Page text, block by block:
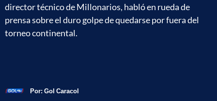
director técnico de Millonarios, habló en rueda de
prensa sobre el duro golpe de quedarse por fuera del
torneo continental.
Por: Gol Caracol